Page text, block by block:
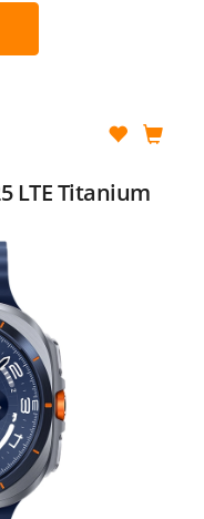
LTE Titanium